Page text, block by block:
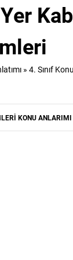
» 4. Sınıf
KONU ANLARIMI